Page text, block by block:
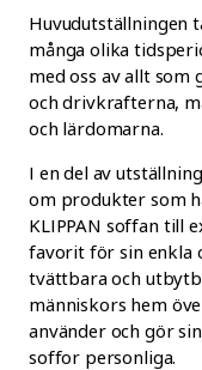
Huvudutställningen
många olika
med oss av allt som
och drivkrafterna,
och lärdomarna.
I en del av
om produkter som
KLIPPAN soffan till
favorit för sin enkla
tvättbara och
människors hem
använder och gör
soffor personliga.